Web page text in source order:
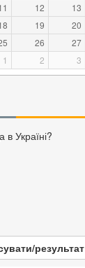
12 13
19 20
26 27
1 2 3
Україні?
результат